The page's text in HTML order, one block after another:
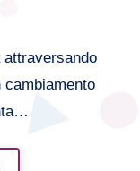
cambiamento